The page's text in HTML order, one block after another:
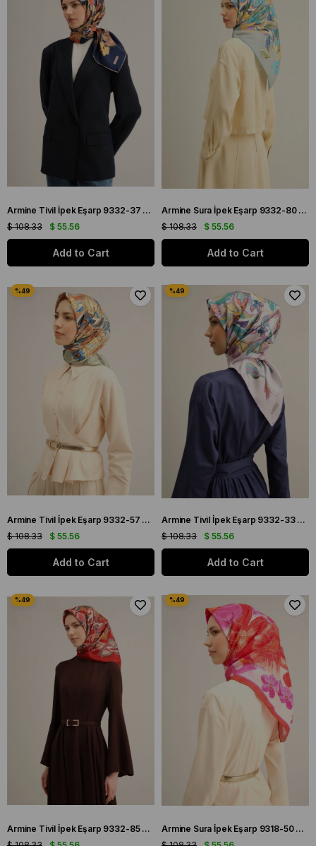
Armine Tivil İpek Eşarp 9332-37 Lacivert Karışık Desen
$ 55.56
$ 108.33
Add to Cart
Armine Sura İpek Eşarp 9332-80 Mavi Karışık Desen
$ 55.56
$ 108.33
Add to Cart
Armine Tivil İpek Eşarp 9332-57 Yeşil Karışık Desen
$ 55.56
$ 108.33
Add to Cart
Armine Tivil İpek Eşarp 9332-33 Lila Karışık Desen
$ 55.56
$ 108.33
Add to Cart
Armine Tivil İpek Eşarp 9332-85 Kırmızı Karışık Desen
Armine Sura İpek Eşarp 9318-50 Kırmızı Karışık Desen